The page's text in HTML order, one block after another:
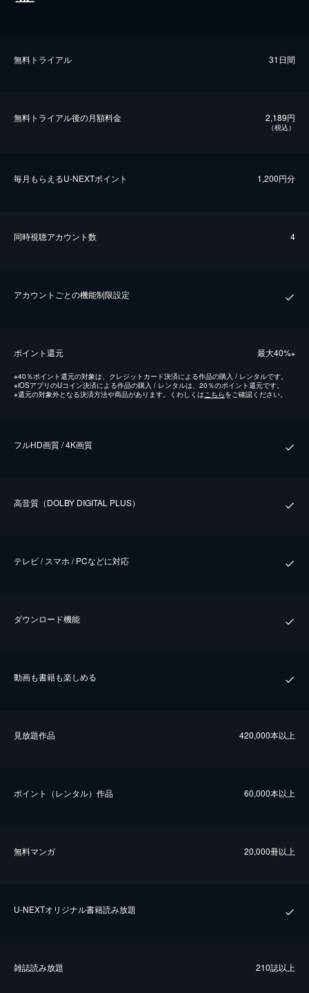
無料トライアル 31日間
無料トライアル後の⽉額料金 2,189円
（税込）
毎⽉もらえるU-NEXTポイント 1,200円分
同時視聴アカウント数 4
アカウントごとの機能制限設定
ポイント還元 最⼤40%※
※40％ポイント還元の対象は、クレジットカード決済による作品の購入 / レンタルです。
※iOSアプリのUコイン決済による作品の購入 / レンタルは、20％のポイント還元です。
※還元の対象外となる決済方法や商品があります。くわしくは こちらをご確認ください。
フルHD画質 / 4K画質
⾼⾳質（DOLBY DIGITAL PLUS）
テレビ / スマホ / PCなどに対応
ダウンロード機能
動画も書籍も楽しめる
⾒放題作品 420,000本以上
ポイント（レンタル）作品 60,000本以上
無料マンガ 20,000冊以上
U-NEXTオリジナル書籍読み放題
雑誌読み放題 210誌以上